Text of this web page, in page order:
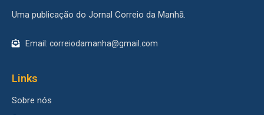
Uma publicação do Jornal Correio da Manhã.
Email: correiodamanha@gmail.com
Links
Sobre nós